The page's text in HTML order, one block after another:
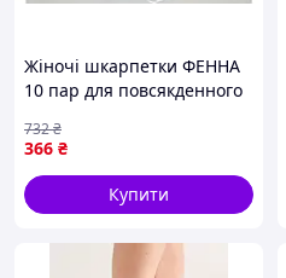
Жіночі шкарпетки ФЕННА
10 пар для повсякденного
поліаміду розмір 36-41
366 ₴
732₴
Купити